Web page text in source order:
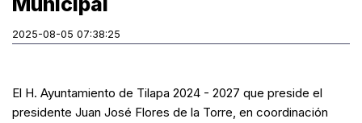
2025-08-05 07:38:25
El H. Ayuntamiento de Tilapa 2024 - 2027 que preside el
presidente Juan José Flores de la Torre, en coordinación